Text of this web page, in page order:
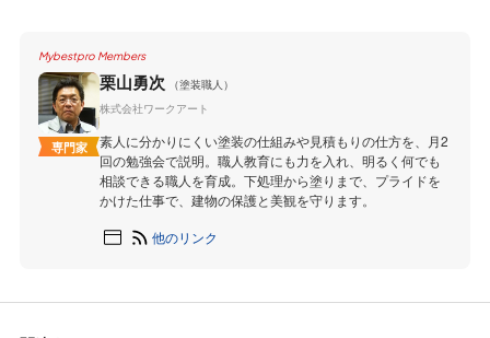
Mybestpro Members
専門家
栗山勇次
（塗装職人）
株式会社ワークアート
素人に分かりにくい塗装の仕組みや見積もりの仕方を、月2
回の勉強会で説明。職人教育にも力を入れ、明るく何でも
相談できる職人を育成。下処理から塗りまで、プライドを
かけた仕事で、建物の保護と美観を守ります。
他のリンク